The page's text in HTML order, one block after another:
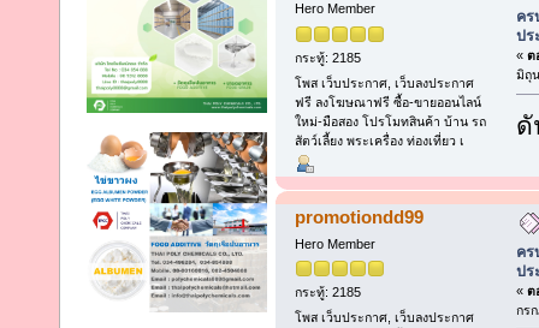
Hero Member
กระทู้: 2185
โพส เว็บประกาศ, เว็บลงประกาศ
ฟรี ลงโฆษณาฟรี ซื้อ-ขายออนไลน์
ใหม่-มือสอง โปรโมทสินค้า บ้าน รถ
สัตว์เลี้ยง พระเครื่อง ท่องเที่ยว เ
คร
ปร
« ต
มิถุ
ดั
promotiondd99
Hero Member
กระทู้: 2185
โพส เว็บประกาศ, เว็บลงประกาศ
คร
ปร
« ต
กร